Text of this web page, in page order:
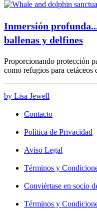
Inmersión
ballenas y delfines
Proporcionando protección
como refugios para
by Lisa Jewell
Contacto
Política de Privacidad
Aviso Legal
Términos y
Conviértase en socio
Términos y